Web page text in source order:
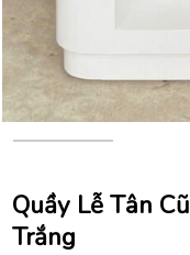
Quầy Lễ Tân
Trắng